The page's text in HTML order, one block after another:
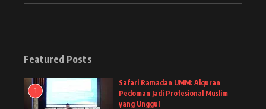
Featured Posts
1
Safari Ramadan UMM: Alquran
Pedoman Jadi Profesional Muslim
yang Unggul